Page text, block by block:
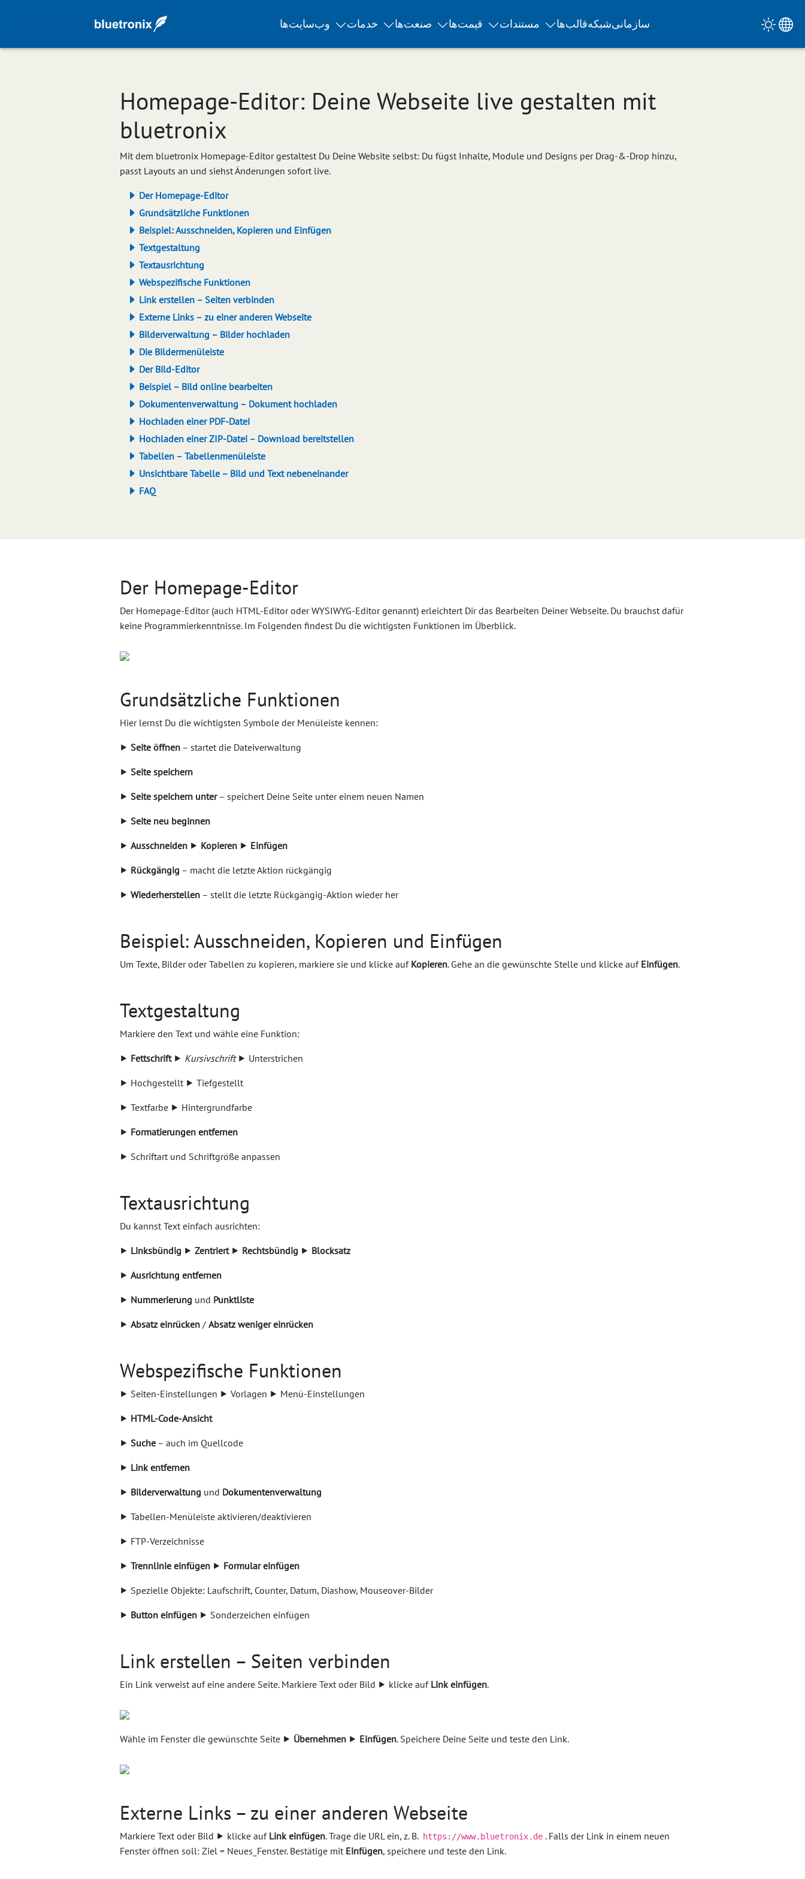
وب‌سایت‌ها خدمات صنعت‌ها قیمت‌ها مستندات قالب‌هاشبکهسازمانی
Homepage-Editor: Deine Webseite live gestalten mit
bluetronix
Mit dem bluetronix Homepage-Editor gestaltest Du Deine Website selbst: Du fügst Inhalte, Module und Designs per Drag-&-Drop hinzu,
passt Layouts an und siehst Änderungen sofort live.
Der Homepage-Editor
Grundsätzliche Funktionen
Beispiel: Ausschneiden, Kopieren und Einfügen
Textgestaltung
Textausrichtung
Webspezifische Funktionen
Link erstellen – Seiten verbinden
Externe Links – zu einer anderen Webseite
Bilderverwaltung – Bilder hochladen
Die Bildermenüleiste
Der Bild-Editor
Beispiel – Bild online bearbeiten
Dokumentenverwaltung – Dokument hochladen
Hochladen einer PDF-Datei
Hochladen einer ZIP-Datei – Download bereitstellen
Tabellen – Tabellenmenüleiste
Unsichtbare Tabelle – Bild und Text nebeneinander
FAQ
Der Homepage-Editor
Der Homepage-Editor (auch HTML-Editor oder WYSIWYG-Editor genannt) erleichtert Dir das Bearbeiten Deiner Webseite. Du brauchst dafür
keine Programmierkenntnisse. Im Folgenden findest Du die wichtigsten Funktionen im Überblick.
Grundsätzliche Funktionen
Hier lernst Du die wichtigsten Symbole der Menüleiste kennen:
⯈ Seite öffnen – startet die Dateiverwaltung
⯈ Seite speichern
⯈ Seite speichern unter– speichert Deine Seite unter einem neuen Namen
⯈ Seite neu beginnen
⯈ Ausschneiden ⯈ Kopieren ⯈ Einfügen
⯈ Rückgängig – macht die letzte Aktion rückgängig
⯈ Wiederherstellen – stellt die letzte Rückgängig-Aktion wieder her
Beispiel: Ausschneiden, Kopieren und Einfügen
Um Texte, Bilder oder Tabellen zu kopieren, markiere sie und klicke auf Kopieren. Gehe an die gewünschte Stelle und klicke auf Einfügen.
Textgestaltung
Markiere den Text und wähle eine Funktion:
⯈ Fettschrift⯈ Kursivschrift⯈ Unterstrichen
⯈ Hochgestellt ⯈ Tiefgestellt
⯈ Textfarbe ⯈ Hintergrundfarbe
⯈ Formatierungen entfernen
⯈ Schriftart und Schriftgröße anpassen
Textausrichtung
Du kannst Text einfach ausrichten:
⯈ Linksbündig ⯈ Zentriert⯈ Rechtsbündig ⯈ Blocksatz
⯈ Ausrichtung entfernen
⯈ Nummerierung und Punktliste
⯈ Absatz einrücken / Absatz weniger einrücken
Webspezifische Funktionen
⯈ Seiten-Einstellungen ⯈ Vorlagen ⯈ Menü-Einstellungen
⯈ HTML-Code-Ansicht
⯈ Suche – auch im Quellcode
⯈ Link entfernen
⯈ Bilderverwaltung und Dokumentenverwaltung
⯈ Tabellen-Menüleiste aktivieren/deaktivieren
⯈ FTP-Verzeichnisse
⯈ Trennlinie einfügen ⯈ Formular einfügen
⯈ Spezielle Objekte: Laufschrift, Counter, Datum, Diashow, Mouseover-Bilder
⯈ Button einfügen ⯈ Sonderzeichen einfügen
Link erstellen – Seiten verbinden
Ein Link verweist auf eine andere Seite. Markiere Text oder Bild ⯈ klicke auf Link einfügen.
Wähle im Fenster die gewünschte Seite ⯈ Übernehmen ⯈ Einfügen. Speichere Deine Seite und teste den Link.
Externe Links – zu einer anderen Webseite
Markiere Text oder Bild ⯈ klicke auf Link einfügen. Trage die URL ein, z. B. https://www.bluetronix.de . Falls der Link in einem neuen
Fenster öffnen soll: Ziel = Neues_Fenster. Bestätige mit Einfügen, speichere und teste den Link.